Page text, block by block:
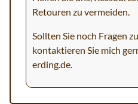
Retouren zu vermeiden.
Sollten Sie noch Fragen
kontaktieren Sie mich
erding.de.